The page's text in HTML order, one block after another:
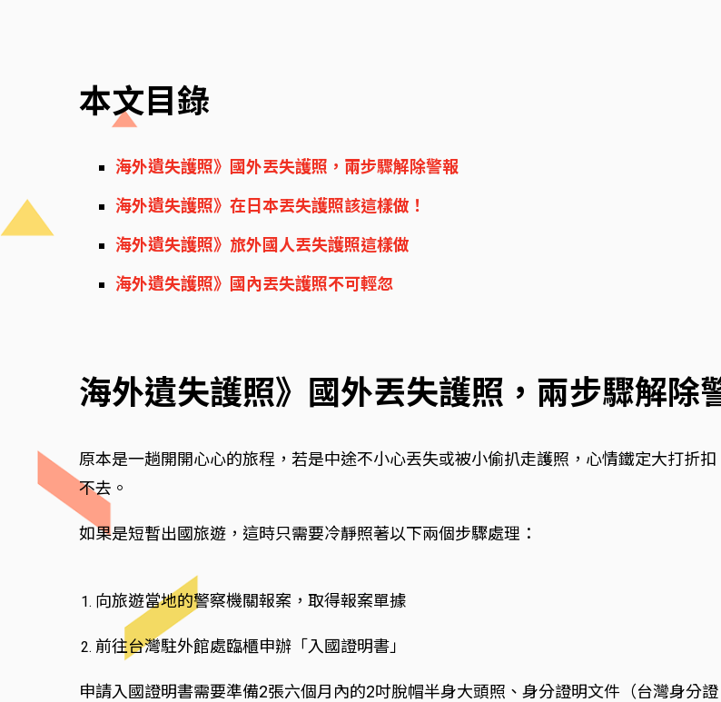
本文目錄
海外遺失護照》國外丟失護照，兩步驟解除警報
海外遺失護照》在日本丟失護照該這樣做！
海外遺失護照》旅外國人丟失護照這樣做
海外遺失護照》國內丟失護照不可輕忽
海外遺失護照》國外丟失護照，兩步驟解除
原本是一趟開開心心的旅程，若是中途不小心丟失或被小偷扒走護照，心情鐵定大打折
不去。
如果是短暫出國旅遊，這時只需要冷靜照著以下兩個步驟處理：
向旅遊當地的警察機關報案，取得報案單據
前往台灣駐外館處臨櫃申辦「入國證明書」
申請入國證明書需要準備2張六個月內的2吋脫帽半身大頭照、身分證明文件（台灣身分